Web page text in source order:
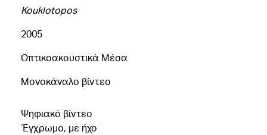
Kouklotopos
2005
Οπτικοακουστικά Μέσα
Μονοκάναλο βίντεο
Ψηφιακό βίντεο
Έγχρωμο, με ήχο